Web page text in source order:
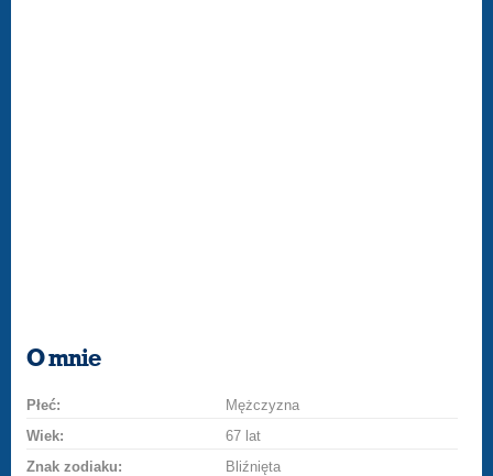
O mnie
Płeć:
Mężczyzna
Wiek:
67 lat
Znak zodiaku:
Bliźnięta